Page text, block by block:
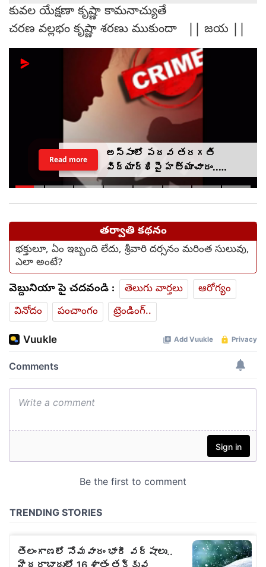
కువల యేక్షణా కృష్ణా కామనాచ్యుతే
చరణ వల్లభం కృష్ణా శరణు ముకుందా || జయ ||
అస్సాంలో పదవ తరగతి
విద్యార్థిపై హత్యాచారం..
ఫంక్షన్‌కు వెళ్లిన తల్లి..
Read more
తర్వాతి కథనం
భక్తులూ, ఏం ఇబ్బంది లేదు, శ్రీవారి దర్సనం మరింత సులువు,
ఎలా అంటే?
వెబ్దునియా పై చదవండి : తెలుగు వార్తలు
ఆరోగ్యం
వినోదం
పంచాంగం ట్రెండింగ్..